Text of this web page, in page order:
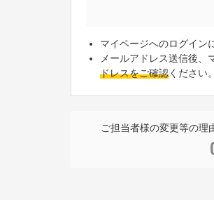
マイページへのログイン
メールアドレス送信後、
ドレスをご確認ください。
ご担当者様の変更等の理